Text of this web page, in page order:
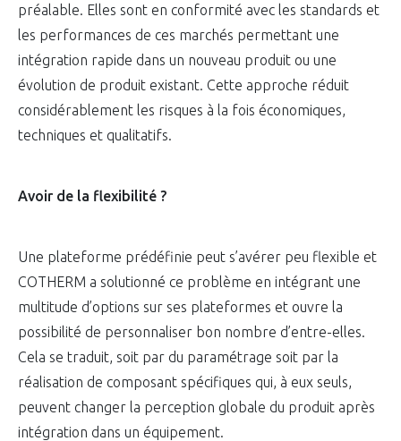
préalable. Elles sont en conformité avec les standards et
les performances de ces marchés permettant une
intégration rapide dans un nouveau produit ou une
évolution de produit existant. Cette approche réduit
considérablement les risques à la fois économiques,
techniques et qualitatifs.
Avoir de la flexibilité ?
Une plateforme prédéfinie peut s’avérer peu flexible et
COTHERM a solutionné ce problème en intégrant une
multitude d’options sur ses plateformes et ouvre la
possibilité de personnaliser bon nombre d’entre-elles.
Cela se traduit, soit par du paramétrage soit par la
réalisation de composant spécifiques qui, à eux seuls,
peuvent changer la perception globale du produit après
intégration dans un équipement.